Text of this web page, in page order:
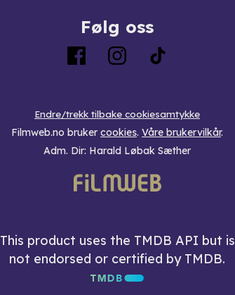
Følg oss
Endre/trekk tilbake cookiesamtykke
Filmweb.no bruker cookies. Våre brukervilkår.
Adm. Dir: Harald Løbak Sæther
This product uses the TMDB API but is
not endorsed or certified by TMDB.